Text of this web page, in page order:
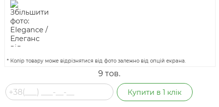
* Колір товару може відрізнятися від фото залежно від опцій екрана.
9тов.